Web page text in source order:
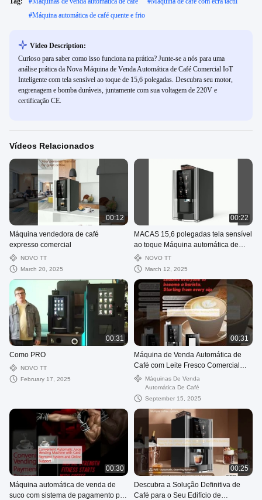
#Máquina automática de café quente e frio
Video Description:
Curioso para saber como isso funciona na prática? Junte-se a nós para uma
análise prática da Nova Máquina de Venda Automática de Café Comercial IoT
Inteligente com tela sensível ao toque de 15,6 polegadas. Descubra seu motor,
engrenagem e bomba duráveis, juntamente com sua voltagem de 220V e
certificação CE.
Vídeos Relacionados
00:12
Máquina vendedora de café
expresso comercial
NOVO TT
March 20, 2025
00:22
MACAS 15,6 polegadas tela sensível
ao toque Máquina automática de
venda de expresso 220V 50Hz
NOVO TT
March 12, 2025
00:31
Como PRO
NOVO TT
February 17, 2025
00:31
Máquina de Venda Automática de
Café com Leite Fresco Comercial
com Tela Touchscreen de 15,6
polegadas
Máquinas De Venda
Automática De Café
September 15, 2025
00:30
Máquina automática de venda de
suco com sistema de pagamento por
00:25
Descubra a Solução Definitiva de
Café para o Seu Edifício de